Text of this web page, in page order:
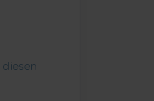
diesen